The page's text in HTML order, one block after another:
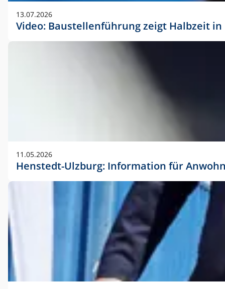
13.07.2026
Video: Baustellenführung zeigt Halbzeit
11.05.2026
Henstedt-Ulzburg: Information für